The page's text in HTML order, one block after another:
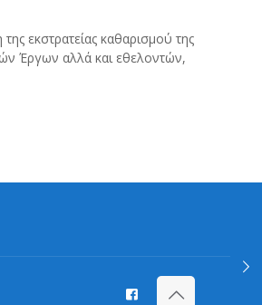
εκστρατείας καθαρισμού της
Έργων αλλά και εθελοντών,